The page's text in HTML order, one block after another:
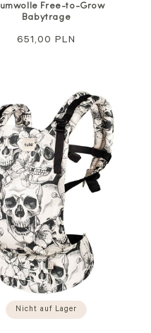
Free-to-Grow
Babytrage
Regulärer
651,00 PLN
Nicht auf Lager